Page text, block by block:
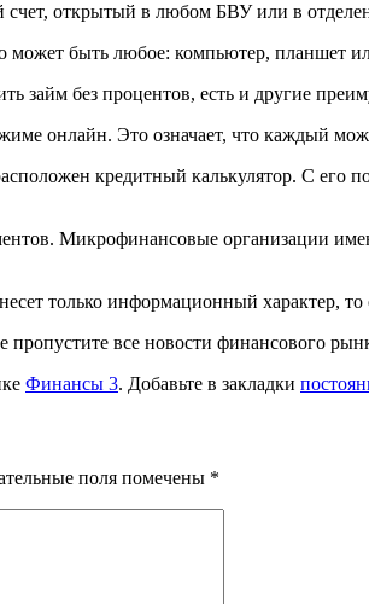
счет, открытый в любом БВУ или в
может быть любое: компьютер, планшет
без процентов, есть и другие
онлайн. Это означает, что каждый
кредитный калькулятор. С его
Микрофинансовые организации
только информационный характер,
пропустите все новости финансового
Финансы 3. Добавьте в закладки
поля помечены *